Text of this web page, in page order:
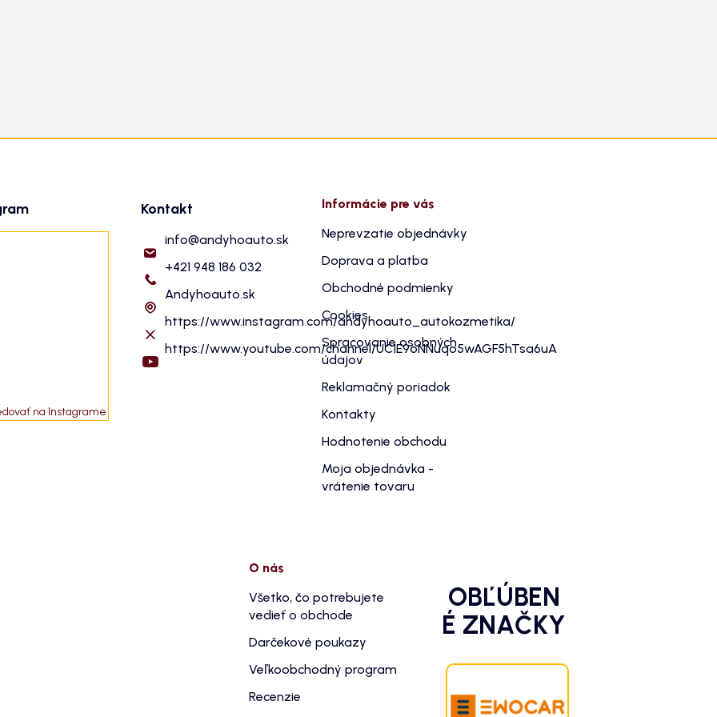
na Instagrame
Kontakt
info@andyhoauto.sk
+421 948 186 032
Andyhoauto.sk
https://www.instagram.com/andyhoauto_autokozmetika/
https://www.youtube.com/channel/UC1E9oNNuqo5wAGF5hTsa6uA
Informácie pre vás
Neprevzatie objednávky
Doprava a platba
Obchodné podmienky
Cookies
Spracovanie osobných
údajov
Reklamačný poriadok
Kontakty
Hodnotenie obchodu
Moja objednávka -
vrátenie tovaru
O nás
Všetko, čo potrebujete
vedieť o obchode
Darčekové poukazy
Veľkoobchodný program
Recenzie
OBĽÚBEN
É ZNAČKY